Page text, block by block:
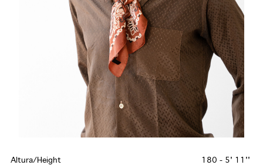
Altura/Height
180 - 5' 11''